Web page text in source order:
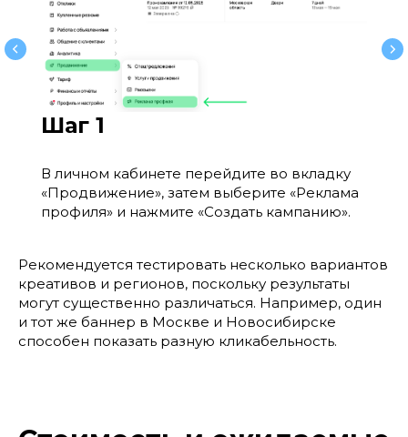
Шаг 1
В личном кабинете перейдите во вкладку
«Продвижение», затем выберите «Реклама
профиля» и нажмите «Создать кампанию».
Рекомендуется тестировать несколько вариантов
креативов и регионов, поскольку результаты
могут существенно различаться. Например, один
и тот же баннер в Москве и Новосибирске
способен показать разную кликабельность.